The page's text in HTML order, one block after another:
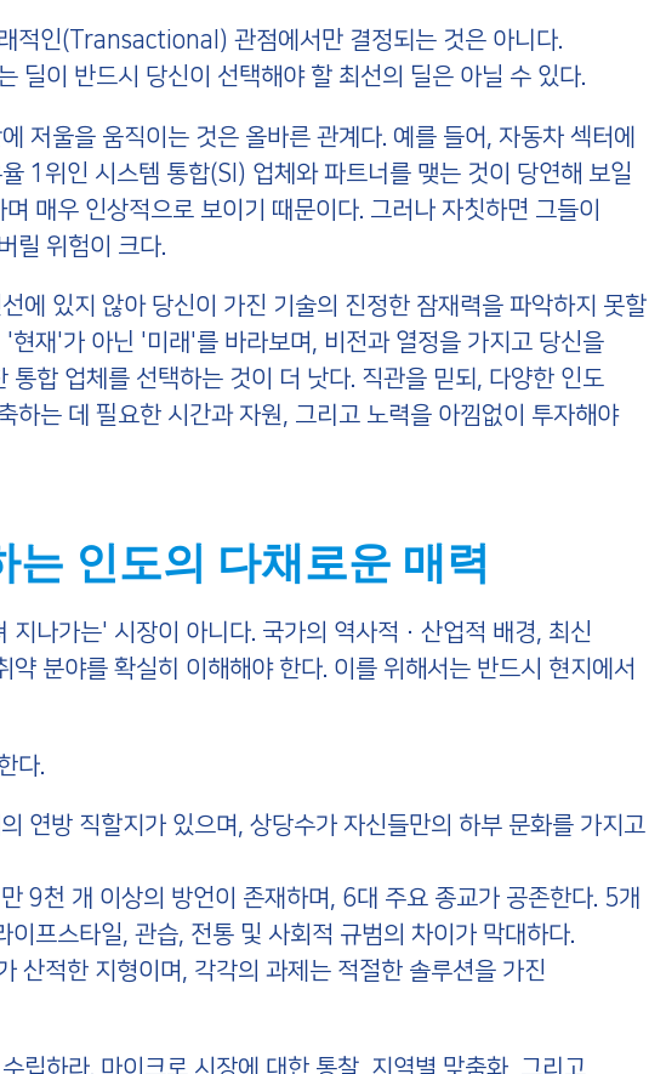
적인(Transactional) 관점에서만 결정되는 것은 아니다.
딜이 반드시 당신이 선택해야 할 최선의 딜은 아닐 수 있다.
저울을 움직이는 것은 올바른 관계다. 예를 들어, 자동차 섹터에
1위인 시스템 통합(SI) 업체와 파트너를 맺는 것이 당연해 보일
매우 인상적으로 보이기 때문이다. 그러나 자칫하면 그들이
릴 위험이 크다.
에 있지 않아 당신이 가진 기술의 진정한 잠재력을 파악하지 못할
현재'가 아닌 '미래'를 바라보며, 비전과 열정을 가지고 당신을
통합 업체를 선택하는 것이 더 낫다. 직관을 믿되, 다양한 인도
하는 데 필요한 시간과 자원, 그리고 노력을 아낌없이 투자해야
는 인도의 다채로운 매력
지나가는' 시장이 아니다. 국가의 역사적·산업적 배경, 최신
약 분야를 확실히 이해해야 한다. 이를 위해서는 반드시 현지에서
다.
연방 직할지가 있으며, 상당수가 자신들만의 하부 문화를 가지고
9천 개 이상의 방언이 존재하며, 6대 주요 종교가 공존한다. 5개
이프스타일, 관습, 전통 및 사회적 규범의 차이가 막대하다.
산적한 지형이며, 각각의 과제는 적절한 솔루션을 가진
립하라. 마이크로 시장에 대한 통찰, 지역별 맞춤화, 그리고